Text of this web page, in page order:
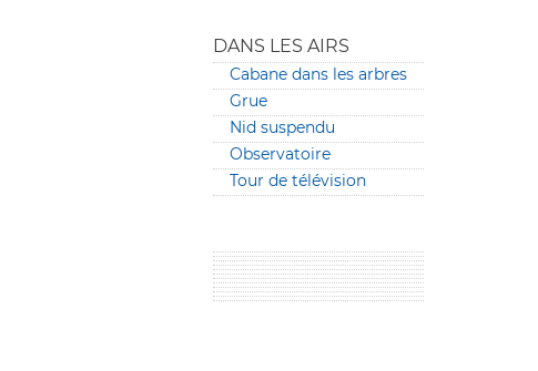
DANS LES AIRS
Cabane dans les arbres
Grue
Nid suspendu
Observatoire
Tour de télévision